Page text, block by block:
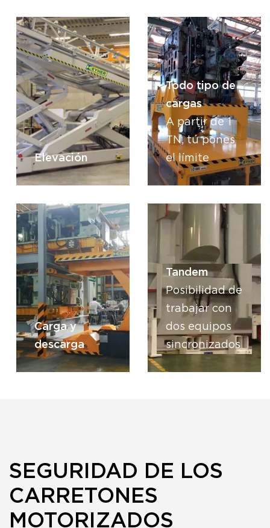
Elevación
Todo tipo de
cargas
A partir de 1
TN, tú pones
el límite
Carga y
descarga
Tandem
Posibilidad de
trabajar con
dos equipos
sincronizados
SEGURIDAD DE LOS
CARRETONES
MOTORIZADOS